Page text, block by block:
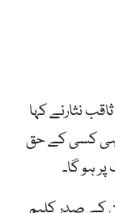
نثارنے کہا
ہی کسی کے حق
ہو گا۔